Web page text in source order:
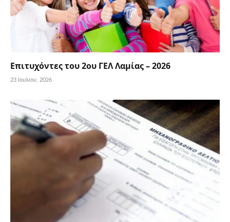
Επιτυχόντες του 2ου ΓΕΛ Λαμίας – 2026
23 Ιουλίου, 2026